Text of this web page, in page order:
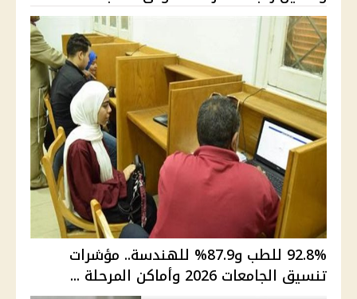
92.8% للطب و87.9% للهندسة.. مؤشرات
تنسيق الجامعات 2026 وأماكن المرحلة ...